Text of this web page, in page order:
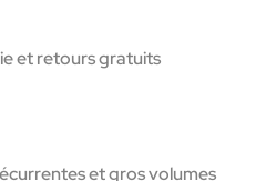
et retours gratuits
et gros volumes